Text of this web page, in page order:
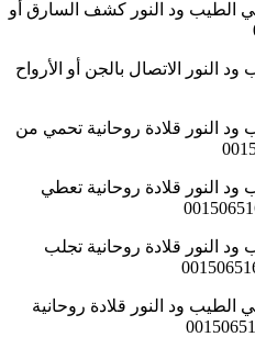
الطيب ود النور كشف السارق أو
النور الاتصال بالجن أو الأرواح
ود النور قلادة روحانية تحمي من
ود النور قلادة روحانية تعطي
ود النور قلادة روحانية تجلب
الطيب ود النور قلادة روحانية